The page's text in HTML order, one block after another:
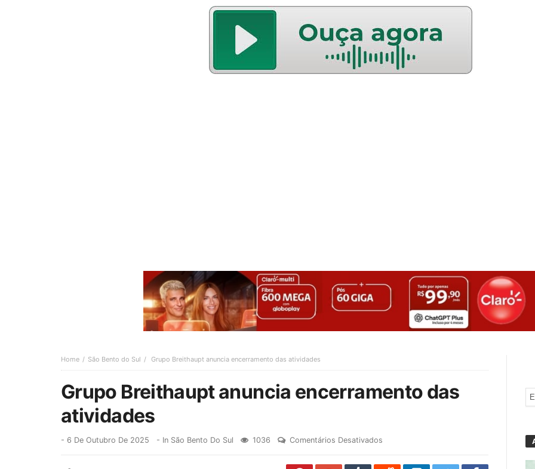
Home São Bento do Sul Grupo Breithaupt anuncia encerramento das atividades
Grupo Breithaupt anuncia encerramento das
atividades
- 6 De Outubro De 2025 - In São Bento Do Sul 1036 Comentários Desativados